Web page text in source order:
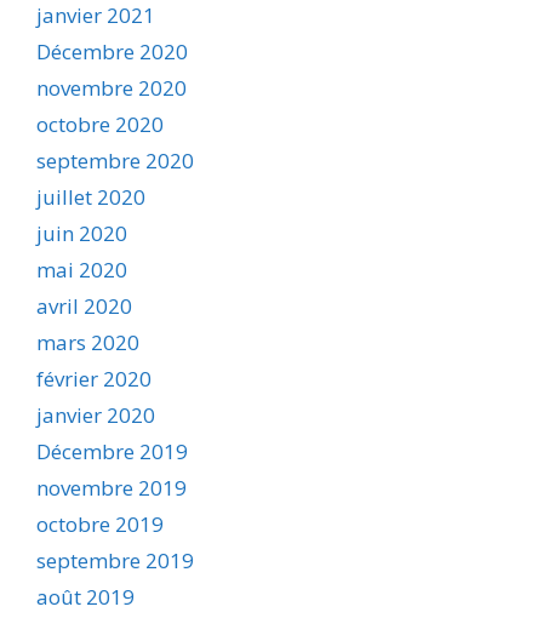
janvier 2021
Décembre 2020
novembre 2020
octobre 2020
septembre 2020
juillet 2020
juin 2020
mai 2020
avril 2020
mars 2020
février 2020
janvier 2020
Décembre 2019
novembre 2019
octobre 2019
septembre 2019
août 2019